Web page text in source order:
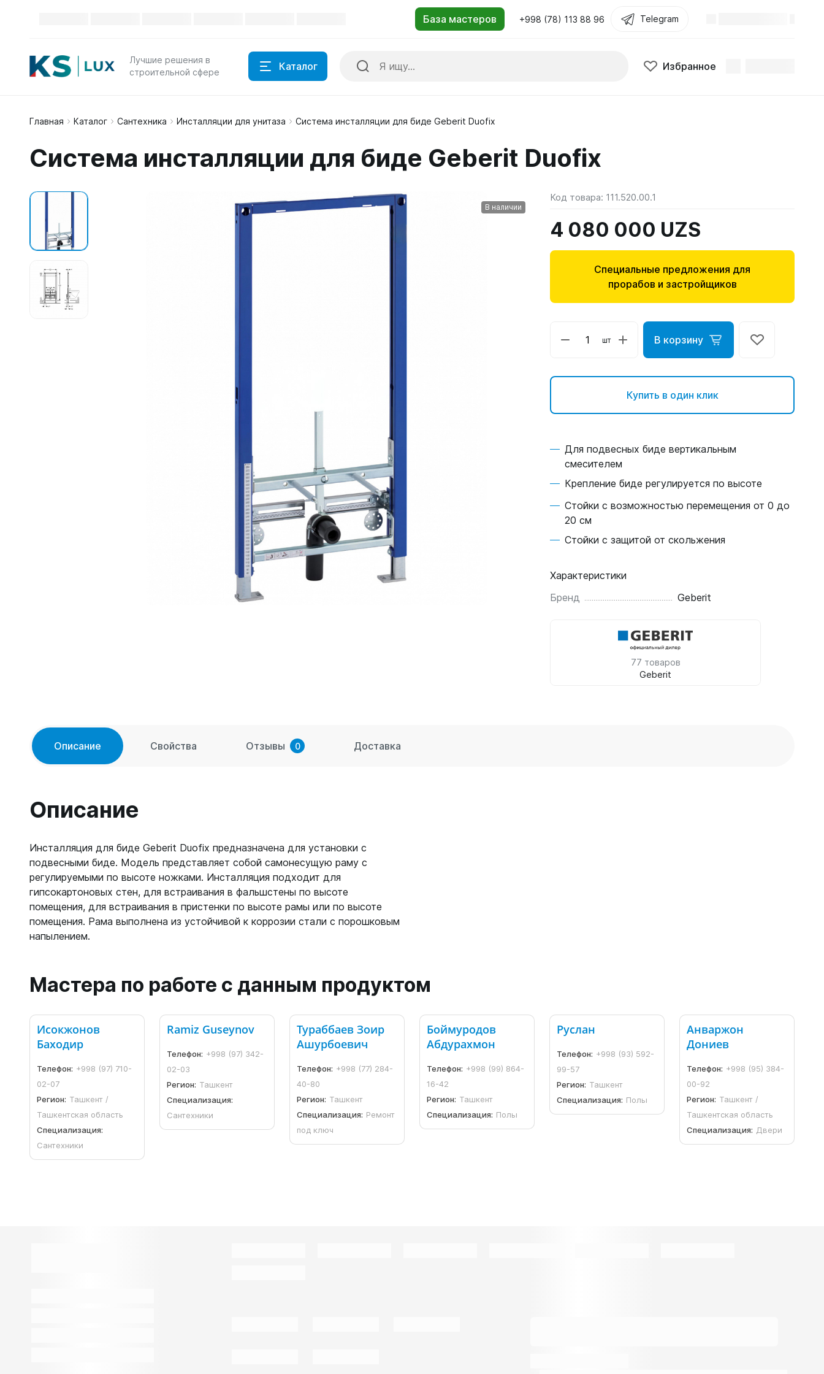
+998 (78) 113 88 96 Telegram
Лучшие решения в
строительной сфере
Каталог Избранное
Главная Каталог Сантехника Инсталляции для унитаза Система инсталляции для биде Geberit Duofix
Система инсталляции для биде Geberit Duofix
В наличии
Код товара: 111.520.00.1
4 080 000 UZS
Специальные предложения для
прорабов и застройщиков
шт В корзину
Купить в один клик
Для подвесных биде вертикальным
смесителем
Крепление биде регулируется по высоте
Стойки с возможностью перемещения от 0 до
20 см
Стойки с защитой от скольжения
Характеристики
Бренд
Geberit
77 товаров
Geberit
Описание Свойства Отзывы 0 Доставка
Описание
Инсталляция для биде Geberit Duofix предназначена для установки с
подвесными биде. Модель представляет собой самонесущую раму с
регулируемыми по высоте ножками. Инсталляция подходит для
гипсокартоновых стен, для встраивания в фальшстены по высоте
помещения, для встраивания в пристенки по высоте рамы или по высоте
помещения. Рама выполнена из устойчивой к коррозии стали с порошковым
напылением.
Мастера по работе с данным продуктом
Исокжонов
Баходир
Телефон: +998 (97) 710-
02-07
Регион: Ташкент /
Ташкентская область
Специализация:
Сантехники
Ramiz Guseynov
Телефон: +998 (97) 342-
02-03
Регион: Ташкент
Специализация:
Сантехники
Тураббаев Зоир
Ашурбоевич
Телефон: +998 (77) 284-
40-80
Регион: Ташкент
Специализация: Ремонт
под ключ
Боймуродов
Абдурахмон
Телефон: +998 (99) 864-
16-42
Регион: Ташкент
Специализация: Полы
Руслан
Телефон: +998 (93) 592-
99-57
Регион: Ташкент
Специализация: Полы
Анваржон
Дониев
Телефон: +998 (95) 384-
00-92
Регион: Ташкент /
Ташкентская область
Специализация: Двери